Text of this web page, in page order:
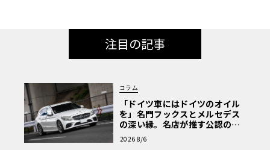
注目の記事
コラム
「ドイツ車にはドイツのオイル
を」名門フックスとメルセデス
の深い縁。名店が推す公認の安
心と、Cクラスで味わうシルキー
な走り〈PR〉
2026 8/6